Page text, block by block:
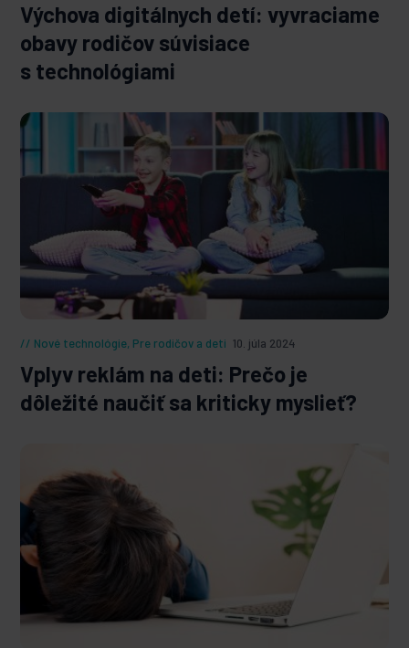
Výchova digitálnych detí: vyvraciame
obavy rodičov súvisiace
s technológiami
Nové technológie, Pre rodičov a deti 10. júla 2024
Vplyv reklám na deti: Prečo je
dôležité naučiť sa kriticky myslieť?